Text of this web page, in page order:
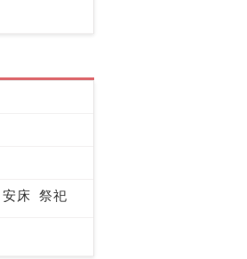
安床 祭祀